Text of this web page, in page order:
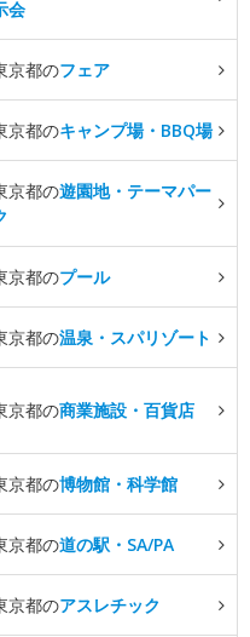
会
京都のフェア
京都のキャンプ場・BBQ場
京都の遊園地・テーマパー
京都のプール
京都の温泉・スパリゾート
京都の商業施設・百貨店
京都の博物館・科学館
京都の道の駅・SA/PA
京都のアスレチック